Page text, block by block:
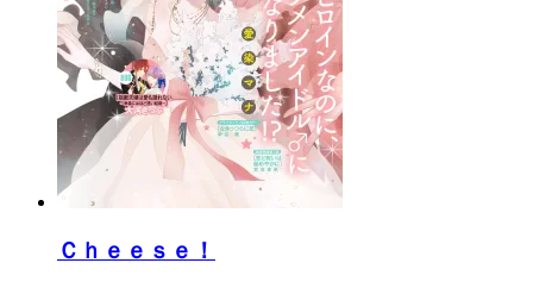
Ｃｈｅｅｓｅ！